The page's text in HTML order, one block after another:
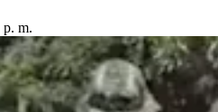
p. m.